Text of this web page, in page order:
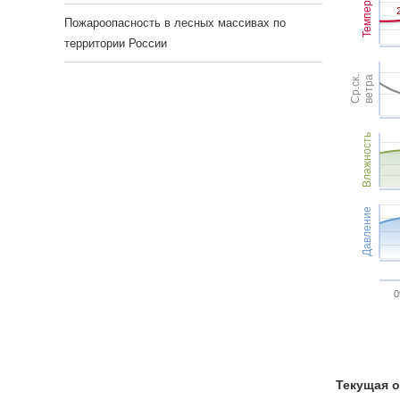
Темпер.
Ср.ск.ветра
Влажность
Давление
Текущая
Пожароопасность в лесных массивах по
территории России